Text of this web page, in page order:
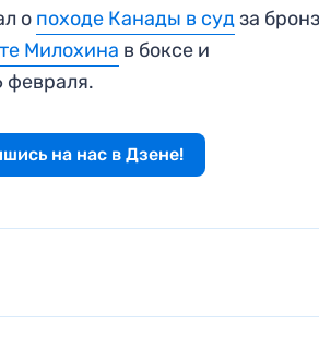
о походе Канады в судза
Милохина в боксе и
февраля.
на нас в Дзене!